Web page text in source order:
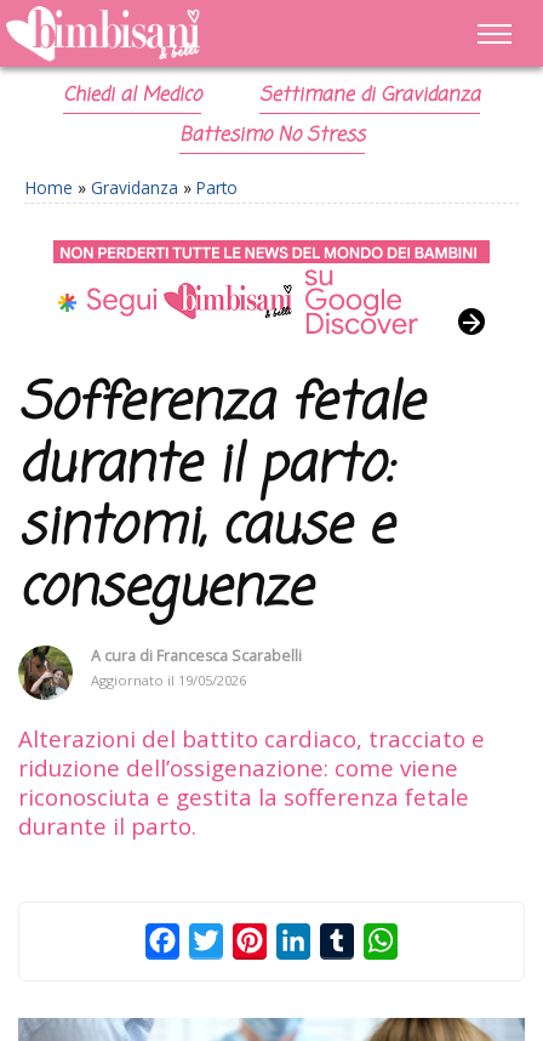
Chiedi al Medico
Settimane di Gravidanza
Battesimo No Stress
Home » Gravidanza » Parto
Sofferenza fetale
durante il parto:
sintomi, cause e
conseguenze
A cura di Francesca Scarabelli
Aggiornato il 19/05/2026
Alterazioni del battito cardiaco, tracciato e
riduzione dell’ossigenazione: come viene
riconosciuta e gestita la sofferenza fetale
durante il parto.
FacebookTwitterPinterestLinkedInTumblr